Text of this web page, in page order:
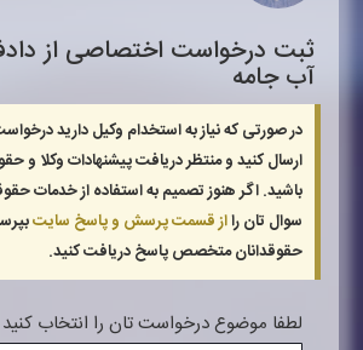
ثبت درخواست اختصاصی از
آب جامه
در صورتی که نیاز به استخدام وکیل دارید
ارسال کنید و منتظر دریافت پیشنهادات وکلا و
باشید. اگر هنوز تصمیم به استفاده از خدمات
سوال تان رااز قسمت پرسش و پاسخ سایت
حقوقدانان متخصص پاسخ دریافت کنید.
لطفا موضوع درخواست تان را انتخاب کنید